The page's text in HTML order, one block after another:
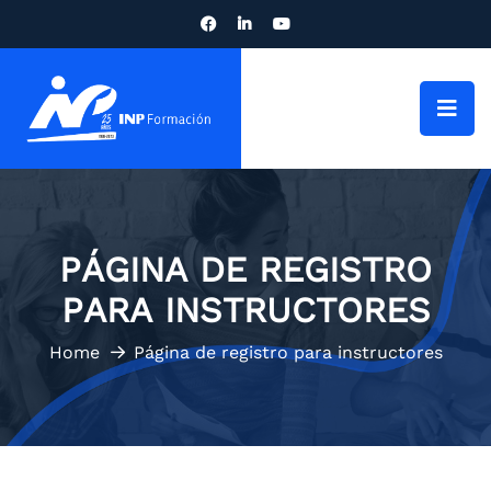
PÁGINA DE REGISTRO
PARA INSTRUCTORES
Home Página de registro para instructores